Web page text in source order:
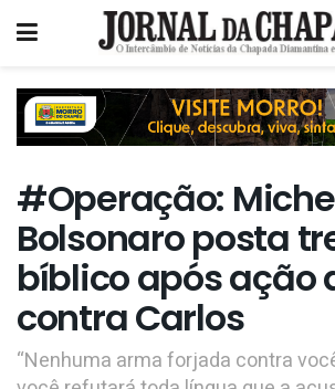
#Operação:
Bolsonaro posta
bíblico após ação
contra Carlos
“Nenhuma arma forjada contra